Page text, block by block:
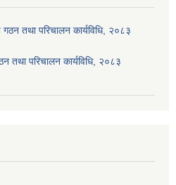
गठन तथा परिचालन कार्यविधि, २०८३
तथा परिचालन कार्यविधि, २०८३